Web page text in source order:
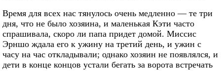
Время для всех нас тянулось очень медленно — те три
дня, что не было хозяина, и маленькая Кэти часто
спрашивала, скоро ли папа придет домой. Миссис
Эрншо ждала его к ужину на третий день, и ужин с
часу на час откладывали; однако хозяин не появлялся, и
дети в конце концов устали бегать за ворота встречать